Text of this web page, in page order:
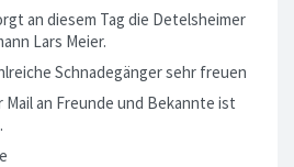
an diesem Tag die Detelsheimer
Lars Meier.
Schnadegänger sehr freuen
an Freunde und Bekannte ist